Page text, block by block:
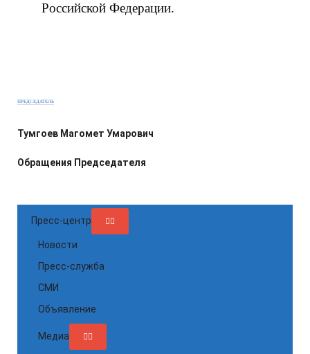
Российской Федерации.
ПРЕДСЕДАТЕЛЬ
Тумгоев Магомет Умарович
Обращения Председателя
Пресс-центр
Новости
Пресс-служба
СМИ
Объявление
Медиа